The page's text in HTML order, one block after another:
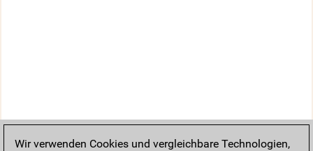
Wir verwenden Cookies und vergleichbare Technologien,